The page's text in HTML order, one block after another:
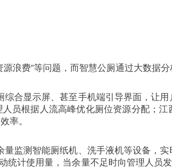
浪费”等问题，而智慧公厕通过大数据分
合显示屏、甚至手机端引导界面，让
员根据人流高峰优化厕位资源分配；
率。
监测智能厕纸机、洗手液机等设备，
统计使用量，当余量不足时向管理人员